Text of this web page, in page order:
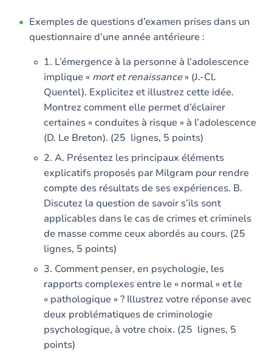
Exemples de questions d’examen prises dans un
questionnaire d’une année antérieure :
1. L’émergence à la personne à l’adolescence
implique « mort et renaissance» (J.-Cl.
Quentel). Explicitez et illustrez cette idée.
Montrez comment elle permet d’éclairer
certaines « conduites à risque » à l’adolescence
(D. Le Breton). (25 lignes, 5 points)
2. A. Présentez les principaux éléments
explicatifs proposés par Milgram pour rendre
compte des résultats de ses expériences. B.
Discutez la question de savoir s’ils sont
applicables dans le cas de crimes et criminels
de masse comme ceux abordés au cours. (25
lignes, 5 points)
3. Comment penser, en psychologie, les
rapports complexes entre le « normal » et le
« pathologique » ? Illustrez votre réponse avec
deux problématiques de criminologie
psychologique, à votre choix. (25 lignes, 5
points)